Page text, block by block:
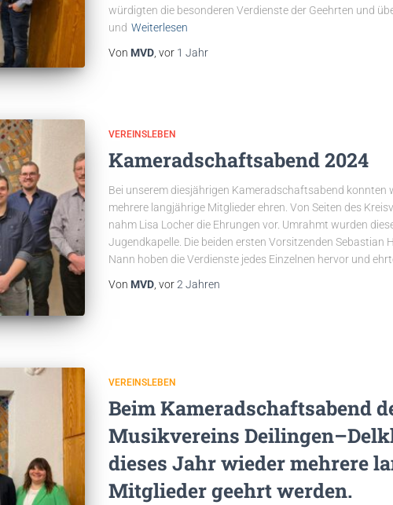
würdigten die besonderen Verdienste der Geehrten und
und Weiterlesen
Von MVD, vor 1 Jahr
VEREINSLEBEN
Kameradschaftsabend 2024
Bei unserem diesjährigen Kameradschaftsabend konnten
mehrere langjährige Mitglieder ehren. Von Seiten des
nahm Lisa Locher die Ehrungen vor. Umrahmt wurden
Jugendkapelle. Die beiden ersten Vorsitzenden Sebastian
Nann hoben die Verdienste jedes Einzelnen hervor und
Von MVD, vor2 Jahren
VEREINSLEBEN
Beim Kameradschaftsabend
Musikvereins
dieses Jahr wieder mehrere
Mitglieder geehrt werden.